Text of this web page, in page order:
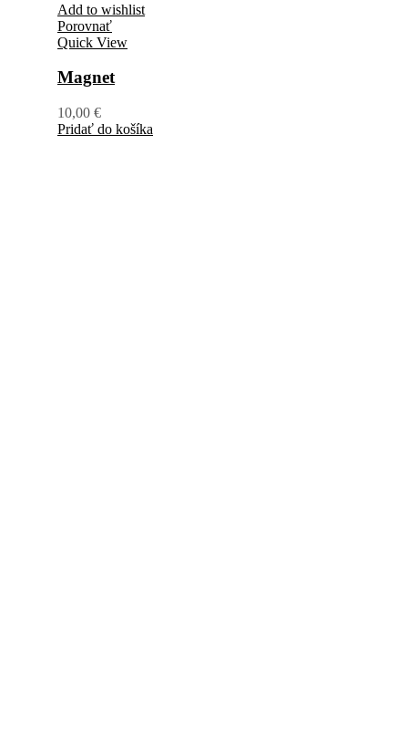
Add to wishlist
Porovnať
Quick View
Magnet
10,00 €
Pridať do košíka